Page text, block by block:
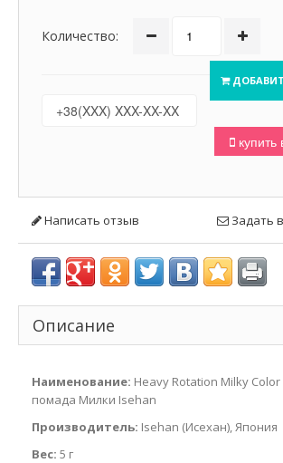
Количество:
купить
Написать отзыв Задать
Описание
Наименование: Heavy Rotation Milky Color
помада Милки Isehan
Производитель: Isehan (Исехан), Япония
Вес: 5 г